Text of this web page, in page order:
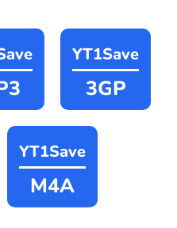
YT1Save
3GP
YT1Save
M4A